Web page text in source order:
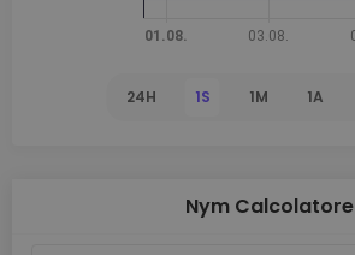
24H 1S 1M 1A
Nym Calcolatore